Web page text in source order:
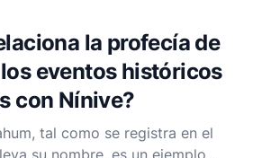
la profecía de
eventos históricos
con Nínive?
tal como se registra en el
su nombre, es un ejemplo